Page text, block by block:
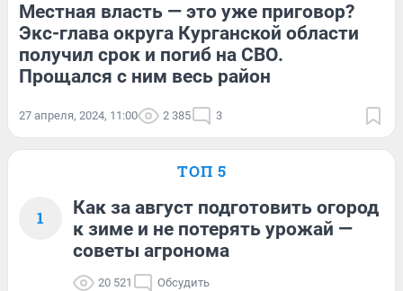
Местная власть — это уже приговор?
Экс-глава округа Курганской области
получил срок и погиб на СВО.
Прощался с ним весь район
27 апреля, 2024, 11:00 2 385 3
ТОП 5
1
Как за август подготовить огород
к зиме и не потерять урожай —
советы агронома
20 521 Обсудить